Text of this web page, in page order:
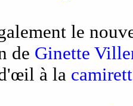
le
de Ginette
à la